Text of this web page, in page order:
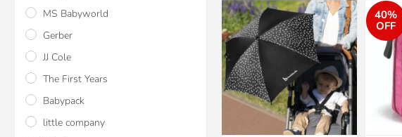
40%
OFF
MS Babyworld
Gerber
JJ Cole
The First Years
Babypack
little company